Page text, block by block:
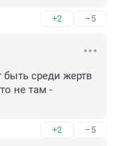
+2 –5
быть среди жертв
не там -
+2 –5